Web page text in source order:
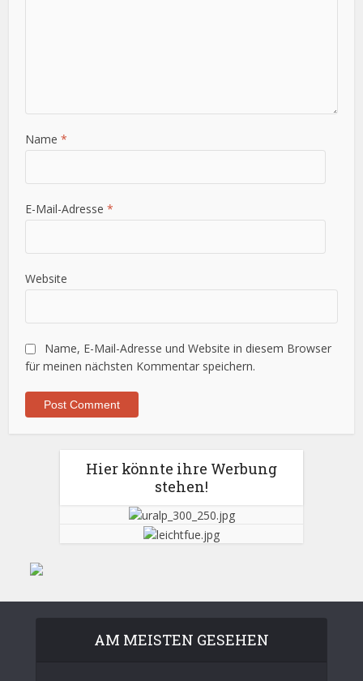
Name*
E-Mail-Adresse*
Website
Name, E-Mail-Adresse und Website in diesem Browser
für meinen nächsten Kommentar speichern.
Hier könnte ihre Werbung
stehen!
AM MEISTEN GESEHEN